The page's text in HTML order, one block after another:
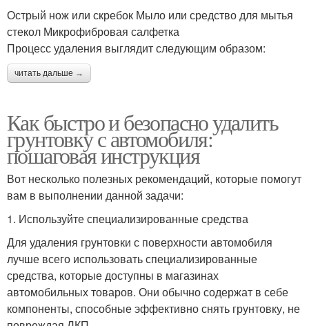
Острый нож или скребок Мыло или средство для мытья
стекол Микрофибровая салфетка
Процесс удаления выглядит следующим образом:
читать дальше →
Как быстро и безопасно удалить
грунтовку с автомобиля:
пошаговая инструкция
Вот несколько полезных рекомендаций, которые помогут
вам в выполнении данной задачи:
1. Используйте специализированные средства
Для удаления грунтовки с поверхности автомобиля
лучше всего использовать специализированные
средства, которые доступны в магазинах
автомобильных товаров. Они обычно содержат в себе
компоненты, способные эффективно снять грунтовку, не